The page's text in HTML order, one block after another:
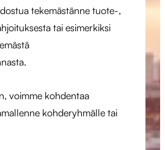
tekemästänne tuote-,
tai esimerkiksi
voimme kohdentaa
kohderyhmälle tai